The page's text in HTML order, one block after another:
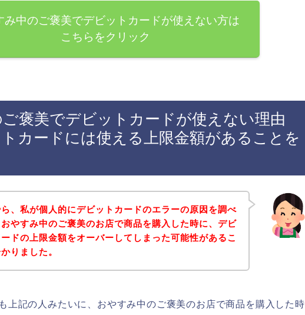
み中のご褒美でデビットカードが使えない方は
こちらをクリック
褒美でデビットカードが使えない理由
カードには使える上限金額があることを
ら、私が個人的にデビットカードのエラーの原因を調べ
やすみ中のご褒美のお店で商品を購入した時に、デビ
ドの上限金額をオーバーしてしまった可能性があるこ
りました。
上記の人みたいに、おやすみ中のご褒美のお店で商品を購入した時